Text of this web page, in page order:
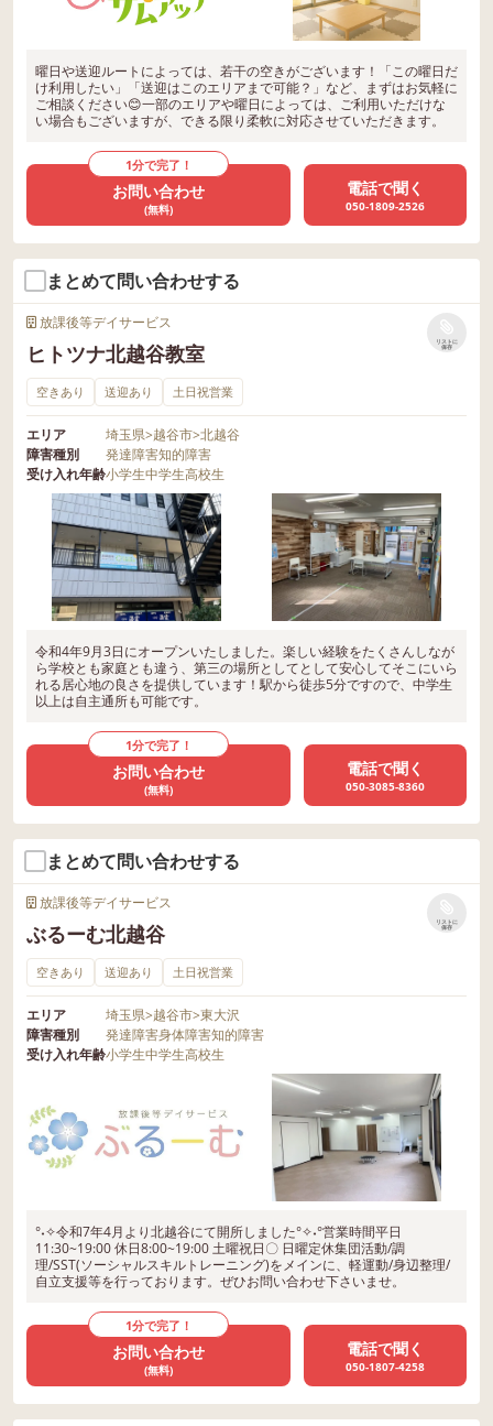
曜日や送迎ルートによっては、若干の空きがございます！「この曜日だ
け利用したい」「送迎はこのエリアまで可能？」など、まずはお気軽に
ご相談ください😊一部のエリアや曜日によっては、ご利用いただけな
い場合もございますが、できる限り柔軟に対応させていただきます。
1分で完了！
お問い合わせ
(無料)
電話で聞く
050-1809-2526
まとめて問い合わせする
放課後等デイサービス
ヒトツナ北越谷教室
リストに
保存
空きあり 送迎あり 土日祝営業
エリア 埼玉県>越谷市>北越谷
障害種別
発達障害知的障害
受け入れ年齢小学生中学生高校生
令和4年9月3日にオープンいたしました。楽しい経験をたくさんしなが
ら学校とも家庭とも違う、第三の場所としてとして安心してそこにいら
れる居心地の良さを提供しています！駅から徒歩5分ですので、中学生
以上は自主通所も可能です。
1分で完了！
お問い合わせ
(無料)
電話で聞く
050-3085-8360
まとめて問い合わせする
放課後等デイサービス
ぶるーむ北越谷
リストに
保存
空きあり 送迎あり 土日祝営業
エリア 埼玉県>越谷市>東大沢
障害種別
発達障害身体障害知的障害
受け入れ年齢小学生中学生高校生
°˖✧令和7年4月より北越谷にて開所しました°✧˖°営業時間平日
11:30~19:00 休日8:00~19:00 土曜祝日〇 日曜定休集団活動/調
理/SST(ソーシャルスキルトレーニング)をメインに、軽運動/身辺整理/
自立支援等を行っております。ぜひお問い合わせ下さいませ。
1分で完了！
お問い合わせ
(無料)
電話で聞く
050-1807-4258